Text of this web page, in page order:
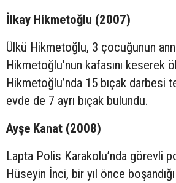
İlkay Hikmetoğlu (2007)
Ülkü Hikmetoğlu, 3 çocuğunun
Hikmetoğlu’nun kafasını keserek
Hikmetoğlu’nda 15 bıçak darbesi
evde de 7 ayrı bıçak bulundu.
Ayşe Kanat (2008)
Lapta Polis Karakolu’nda görevli
Hüseyin İnci, bir yıl önce